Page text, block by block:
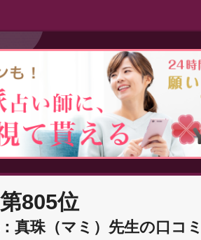
第805位
真珠（マミ）先生の口コミ